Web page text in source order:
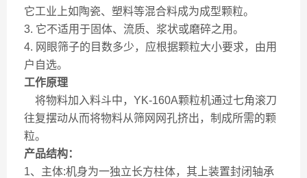
它工业上如陶瓷、塑料等混合料成为成型颗粒。
3. 它不适用于固体、流质、浆状或磨碎之用。
4. 网眼筛子的目数多少，应根据颗粒大小要求，由用
户自选。
工作原理
将物料加入料斗中，YK-160A颗粒机通过七角滚刀
往复摆动从而将物料从筛网网孔挤出，制成所需的颗
粒。
产品结构：
1、主体:机身为一独立长方柱体，其上装置封闭轴承